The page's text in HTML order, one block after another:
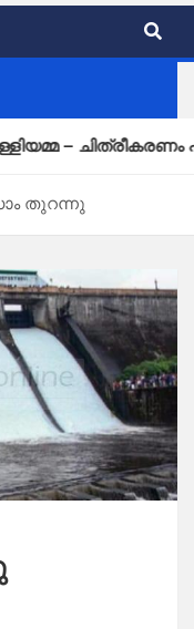
– ചിത്രീകരണം
തുറന്നു